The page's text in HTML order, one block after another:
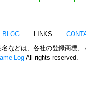
BLOG LINKS
などは、各社の登録商標、
LogAll rights reserved.